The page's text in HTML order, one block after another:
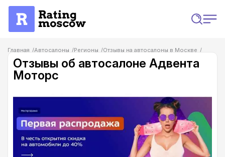
Главная Автосалоны Регионы
Отзывы на автосалоны в Москве
Отзывы об автосалоне Адвента Моторс
Отзывы об автосалоне Адвента
Моторс